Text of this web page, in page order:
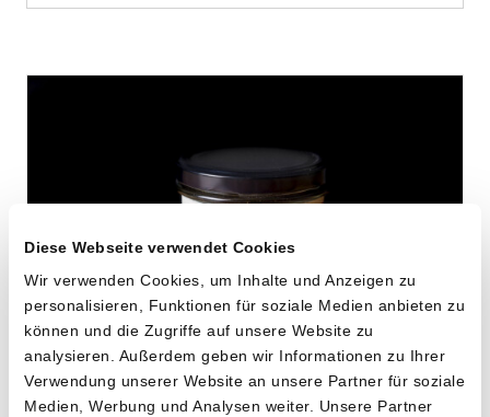
Diese Webseite verwendet Cookies
Wir verwenden Cookies, um Inhalte und Anzeigen zu
personalisieren, Funktionen für soziale Medien anbieten zu
können und die Zugriffe auf unsere Website zu
analysieren. Außerdem geben wir Informationen zu Ihrer
Verwendung unserer Website an unsere Partner für soziale
Medien, Werbung und Analysen weiter. Unsere Partner
Knochenbrühe vom